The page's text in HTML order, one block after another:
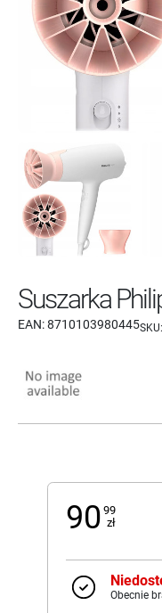
Suszarka
EAN:8710103980445SKU:
90 99
zł
Obecnie